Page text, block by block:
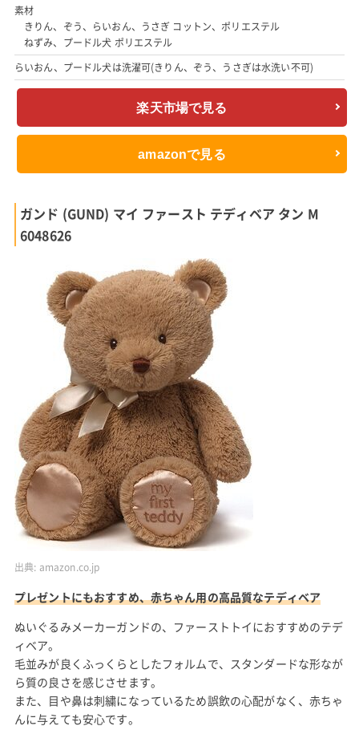
素材
きりん、ぞう、らいおん、うさぎ コットン、ポリエステル
ねずみ、プードル犬 ポリエステル
らいおん、プードル犬は洗濯可(きりん、ぞう、うさぎは水洗い不可)
楽天市場で見る
amazonで見る
ガンド (GUND) マイ ファースト テディベア タン M
6048626
出典: amazon.co.jp
プレゼントにもおすすめ、赤ちゃん用の高品質なテディベア
ぬいぐるみメーカーガンドの、ファーストトイにおすすめのテデ
ィベア。
毛並みが良くふっくらとしたフォルムで、スタンダードな形なが
ら質の良さを感じさせます。
また、目や鼻は刺繍になっているため誤飲の心配がなく、赤ちゃ
んに与えても安心です。